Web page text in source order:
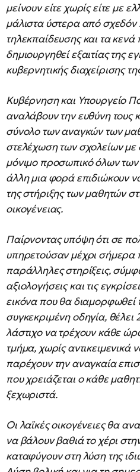
μείνουν είτε χωρίς είτε με
μάλιστα ύστερα από σχεδόν
τηλεκπαίδευσης και τα κενά
δημιουργηθεί εξαιτίας της
κυβερνητικής διαχείρισης
Κυβέρνηση και Υπουργείο
αναλάβουν την ευθύνη τους
σύνολο των αναγκών των
στελέχωση των σχολείων με
μόνιμο προσωπικό όλων των
άλλη μια φορά επιδιώκουν
της στήριξης των μαθητών
οικογένειας.
Παίρνοντας υπόψη ότι σε
υπηρετούσαν μέχρι
παράλληλες στηρίξεις,
αξιολογήσεις και τις
εικόνα που θα διαμορφωθεί
συγκεκριμένη οδηγία, θέλει
λάστιχο να τρέχουν κάθε
τμήμα, χωρίς αντικειμενικά
παρέχουν την αναγκαία
που χρειάζεται ο κάθε
ξεχωριστά.
Οι λαϊκές οικογένειες θα
να βάλουν βαθιά το χέρι
καταφύγουν στη λύση της